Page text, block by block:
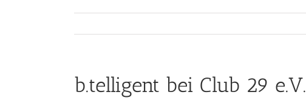
b.telligent bei Club 29 e.V.